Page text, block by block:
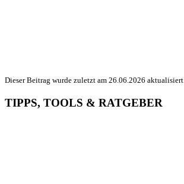
Dieser Beitrag wurde zuletzt am 26.06.2026 aktualisiert.
TIPPS, TOOLS & RATGEBER